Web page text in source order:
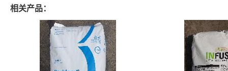
相关产品：